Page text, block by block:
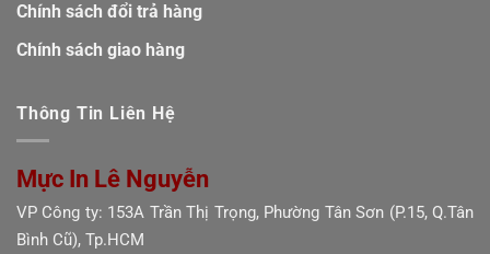
Chính sách đổi trả hàng
Chính sách giao hàng
Thông Tin Liên Hệ
Mực In Lê Nguyễn
VP Công ty: 153A Trần Thị Trọng, Phường Tân Sơn (P.15, Q.Tân
Bình Cũ), Tp.HCM